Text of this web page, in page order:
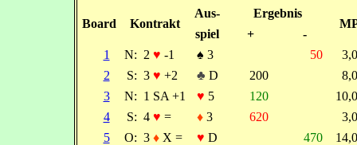
Board Kontrakt
Aus- Ergebnis
spiel +
-
1
N: 2 ♥ -1 ♠ 3 50
2
S: 3 ♥ +2 ♣ D 200
3
N: 1 SA +1 ♥ 5 120
4
S: 4 ♥ = ♦3 620
5
O: 3 ♦X = ♥ D 470